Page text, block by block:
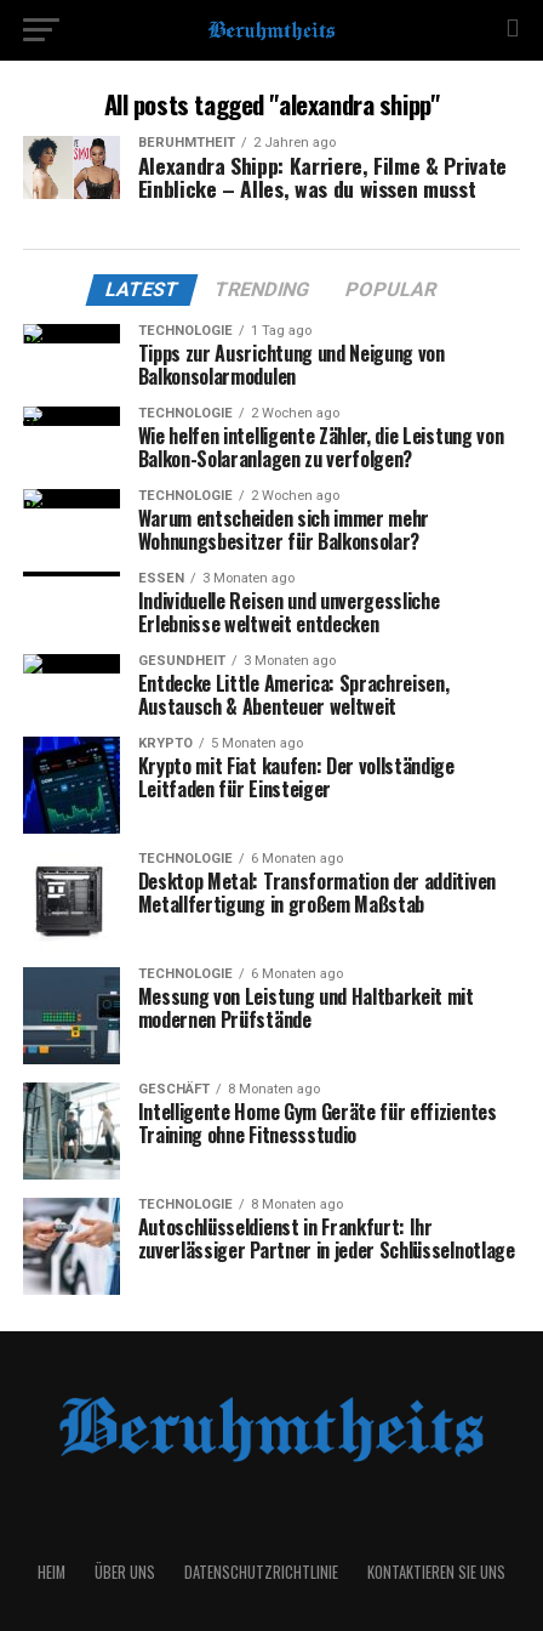
All posts tagged "alexandra shipp"
BERÜHMTHEIT 2 Jahren ago
Alexandra Shipp: Karriere, Filme & Private
Einblicke – Alles, was du wissen musst
LATEST TRENDING POPULAR
TECHNOLOGIE 1 Tag ago
Tipps zur Ausrichtung und Neigung von
Balkonsolarmodulen
TECHNOLOGIE 2 Wochen ago
Wie helfen intelligente Zähler, die Leistung von
Balkon-Solaranlagen zu verfolgen?
TECHNOLOGIE 2 Wochen ago
Warum entscheiden sich immer mehr
Wohnungsbesitzer für Balkonsolar?
ESSEN 3 Monaten ago
Individuelle Reisen und unvergessliche
Erlebnisse weltweit entdecken
GESUNDHEIT 3 Monaten ago
Entdecke Little America: Sprachreisen,
Austausch & Abenteuer weltweit
KRYPTO 5 Monaten ago
Krypto mit Fiat kaufen: Der vollständige
Leitfaden für Einsteiger
TECHNOLOGIE 6 Monaten ago
Desktop Metal: Transformation der additiven
Metallfertigung in großem Maßstab
TECHNOLOGIE 6 Monaten ago
Messung von Leistung und Haltbarkeit mit
modernen Prüfstände
GESCHÄFT 8 Monaten ago
Intelligente Home Gym Geräte für effizientes
Training ohne Fitnessstudio
TECHNOLOGIE 8 Monaten ago
Autoschlüsseldienst in Frankfurt: Ihr
zuverlässiger Partner in jeder Schlüsselnotlage
HEIM ÜBER UNS DATENSCHUTZRICHTLINIE KONTAKTIEREN SIE UNS